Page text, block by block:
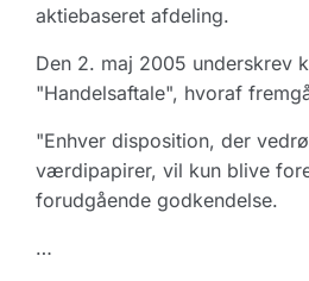
aktiebaseret afdeling.
Den 2. maj 2005 underskrev
"Handelsaftale", hvoraf
"Enhver disposition, der
værdipapirer, vil kun blive
forudgående godkendelse.
…